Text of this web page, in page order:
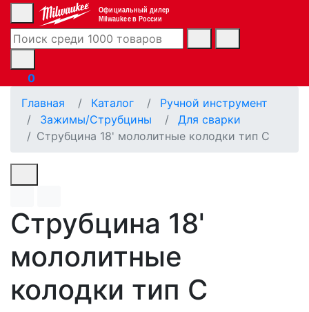
Официальный дилер
Milwaukee в России
0
Главная
Каталог
Ручной инструмент
Зажимы/Струбцины
Для сварки
Струбцина 18' мололитные колодки тип С
Струбцина 18'
мололитные
колодки тип С